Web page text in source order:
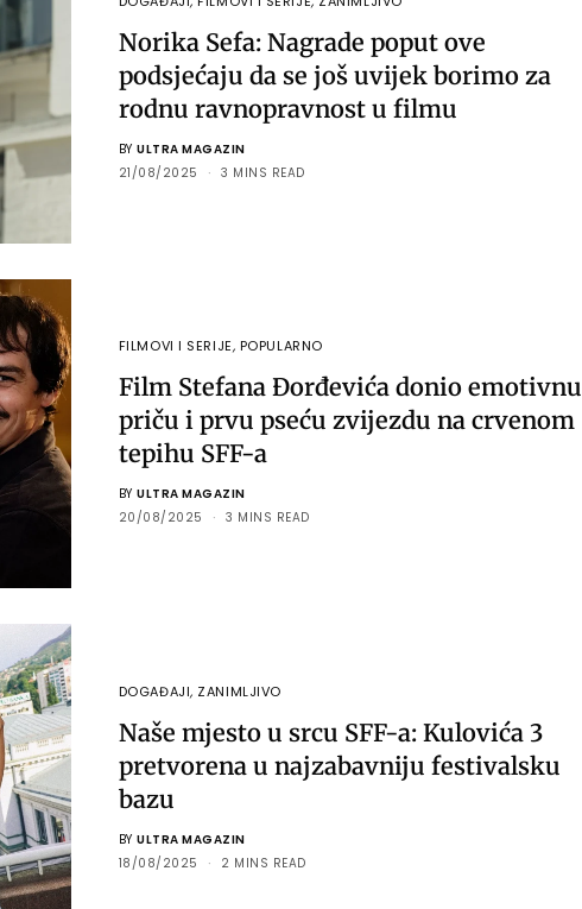
Norika Sefa: Nagrade poput ove
podsjećaju da se još uvijek borimo za
rodnu ravnopravnost u filmu
BY ULTRA MAGAZIN
21/08/2025
3 MINS READ
FILMOVI I SERIJE, POPULARNO
Film Stefana Đorđevića donio emotivnu
priču i prvu pseću zvijezdu na crvenom
tepihu SFF-a
BY ULTRA MAGAZIN
20/08/2025
3 MINS READ
DOGAĐAJI, ZANIMLJIVO
Naše mjesto u srcu SFF-a: Kulovića 3
pretvorena u najzabavniju festivalsku
bazu
BY ULTRA MAGAZIN
18/08/2025
2 MINS READ